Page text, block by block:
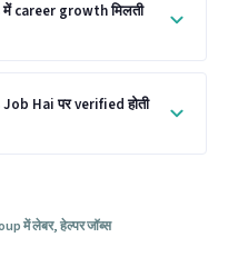
में career growth मिलती
Hai पर verified होती
में लेबर, हेल्पर जॉब्स